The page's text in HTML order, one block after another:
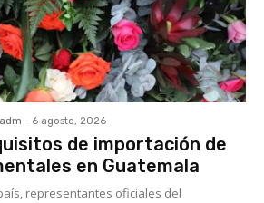
- 6 agosto, 2026
de importación de
en Guatemala
representantes oficiales del